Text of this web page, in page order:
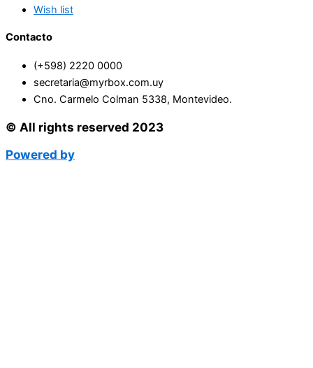
Wish list
Contacto
(+598) 2220 0000
secretaria@myrbox.com.uy
Cno. Carmelo Colman 5338, Montevideo.
© All rights reserved 2023
Powered by